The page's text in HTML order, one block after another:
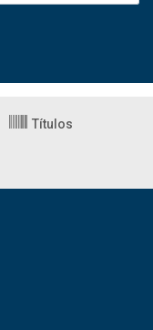
Títulos